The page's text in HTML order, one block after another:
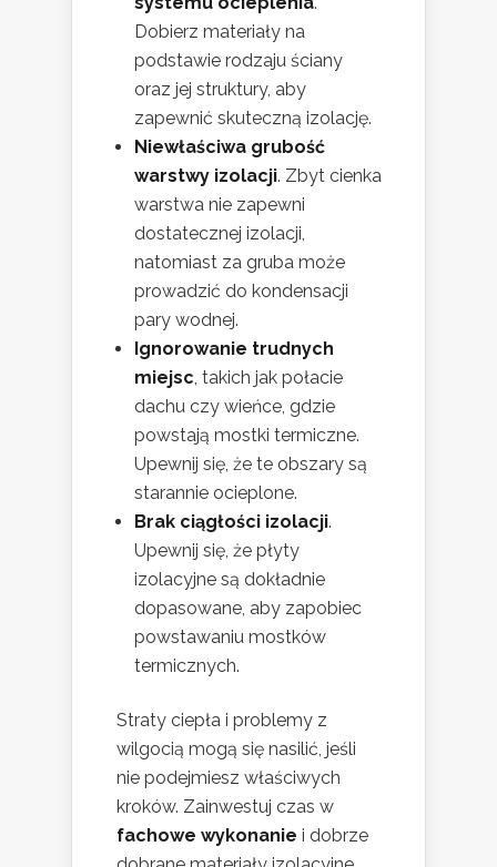
Dobierz materiały na
podstawie rodzaju ściany
oraz jej struktury, aby
zapewnić skuteczną izolację.
Niewłaściwa grubość
warstwy izolacji. Zbyt cienka
warstwa nie zapewni
dostatecznej izolacji,
natomiast za gruba może
prowadzić do kondensacji
pary wodnej.
Ignorowanie trudnych
miejsc , takich jak połacie
dachu czy wieńce, gdzie
powstają mostki termiczne.
Upewnij się, że te obszary są
starannie ocieplone.
Brak ciągłości izolacji.
Upewnij się, że płyty
izolacyjne są dokładnie
dopasowane, aby zapobiec
powstawaniu mostków
termicznych.
Straty ciepła i problemy z
wilgocią mogą się nasilić, jeśli
nie podejmiesz właściwych
kroków. Zainwestuj czas w
fachowe wykonanie i dobrze